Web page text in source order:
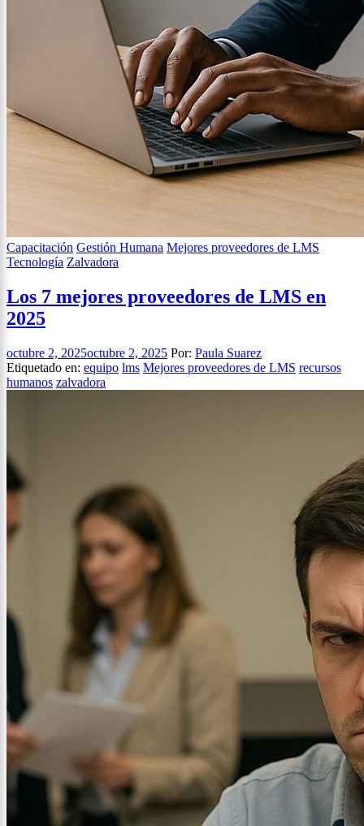
Capacitación Gestión Humana Mejores proveedores de LMS
Tecnología Zalvadora
Los 7 mejores proveedores de LMS en
2025
octubre 2, 2025octubre 2, 2025 Por: Paula Suarez
Etiquetado en: equipo lms Mejores proveedores de LMS recursos
humanos zalvadora